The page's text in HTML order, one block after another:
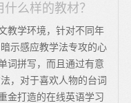
么样的教材？
教学环境，针对不同年
示感应教学法专攻的心
词拼写，而且通过有意
，对于喜欢人物的台词
金打造的在线英语学习